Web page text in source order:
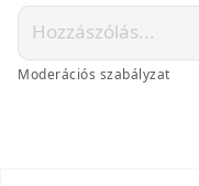
Moderációs szabályzat